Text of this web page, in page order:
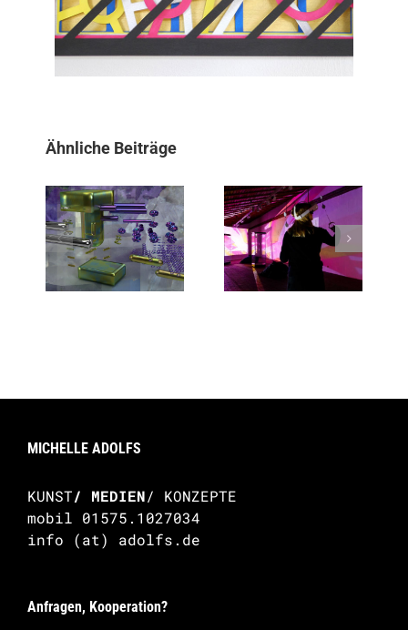
Ähnliche Beiträge
Quantencomputer
Abstract
Space Dive
MICHELLE ADOLFS
KUNST/ MEDIEN/ KONZEPTE
mobil 01575.1027034
info (at) adolfs.de
Anfragen, Kooperation?